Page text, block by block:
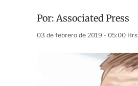
Por:Associated Press
03 de febrero de 2019 - 05:00 Hrs